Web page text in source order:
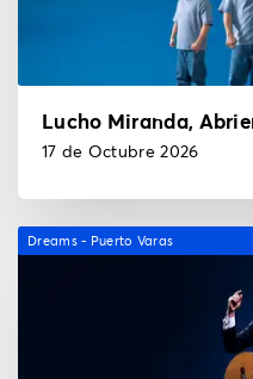
Lucho Miranda,
17 de Octubre 2026
Dreams - Puerto Varas